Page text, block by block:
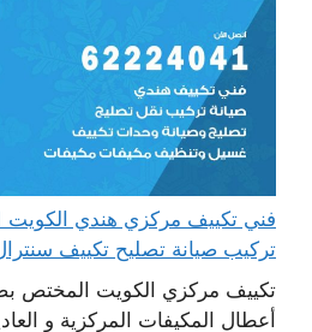
تركيب صيانة تصليح تكييف
تكييف مركزي الكويت المختص
أعطال المكيفات المركزية و